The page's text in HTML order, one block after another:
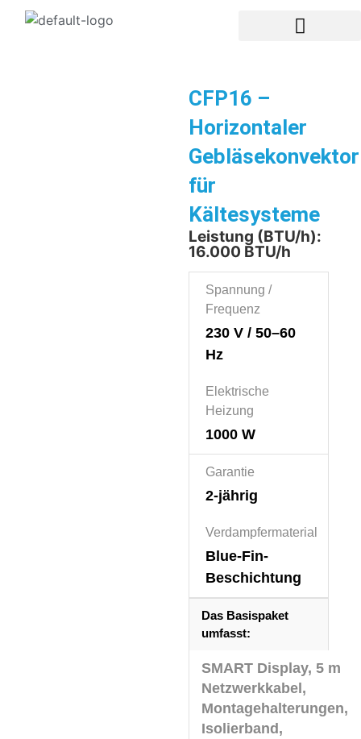
CFP16 –
Horizontaler
Gebläsekonvektor
für
Kältesysteme
Leistung (BTU/h):
16.000 BTU/h
Spannung /
Frequenz
230 V / 50–60
Hz
Elektrische
Heizung
1000 W
Garantie
2-jährig
Verdampfermaterial
Blue-Fin-
Beschichtung
Das Basispaket
umfasst:
SMART Display, 5 m
Netzwerkkabel,
Montagehalterungen,
Isolierband,